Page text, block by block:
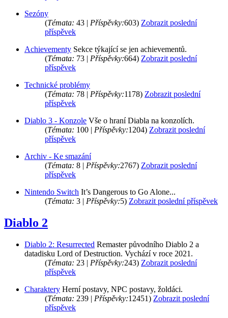
Sezóny
(Témata: 43 | Příspěvky:603) Zobrazit poslední
příspěvek
Achievementy Sekce týkající se jen achievementů.
(Témata: 73 | Příspěvky:664) Zobrazit poslední
příspěvek
Technické problémy
(Témata: 78 | Příspěvky:1178) Zobrazit poslední
příspěvek
Diablo 3 - Konzole Vše o hraní Diabla na konzolích.
(Témata: 100 | Příspěvky:1204) Zobrazit poslední
příspěvek
Archiv - Ke smazání
(Témata: 8 | Příspěvky:2767) Zobrazit poslední
příspěvek
Nintendo Switch It’s Dangerous to Go Alone...
(Témata: 3 | Příspěvky:5) Zobrazit poslední příspěvek
Diablo 2
Diablo 2: Resurrected Remaster původního Diablo 2 a
datadisku Lord of Destruction. Vychází v roce 2021.
(Témata: 23 | Příspěvky:243) Zobrazit poslední
příspěvek
Charaktery Herní postavy, NPC postavy, žoldáci.
(Témata: 239 | Příspěvky:12451) Zobrazit poslední
příspěvek